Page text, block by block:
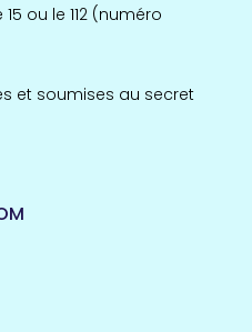
ou le 112 (numéro
et soumises au secret